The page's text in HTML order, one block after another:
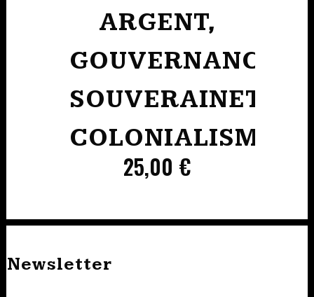
ARGENT,
GOUVERNANCE
SOUVERAINETÉ,
COLONIALISME
25,00 €
Newsletter